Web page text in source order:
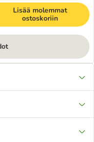
Lisää molemmat
ostoskoriin